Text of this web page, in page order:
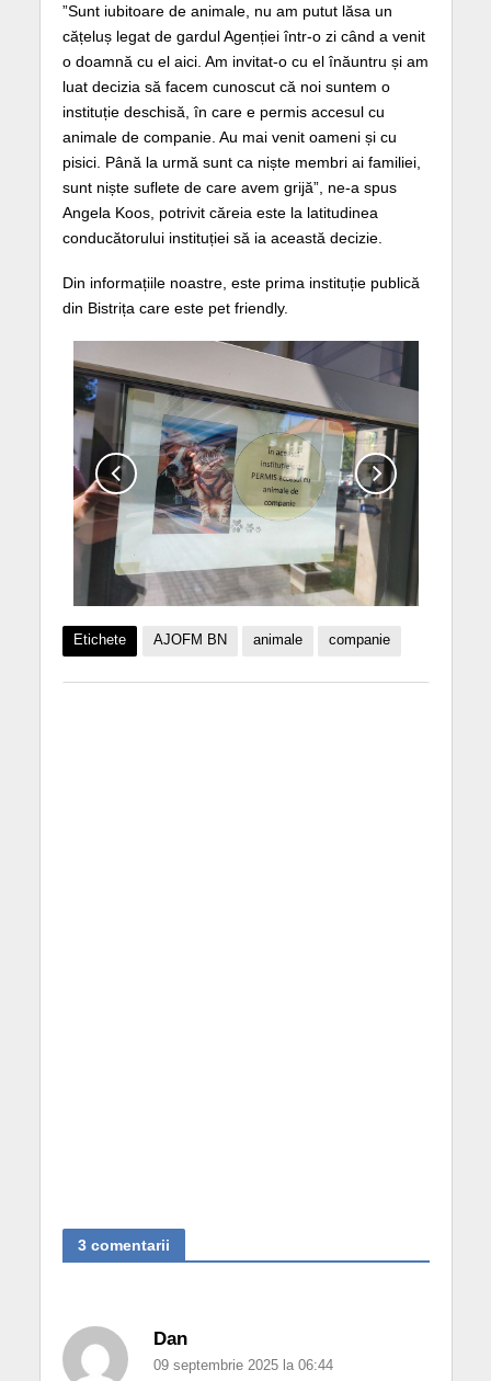
”Sunt iubitoare de animale, nu am putut lăsa un
cățeluș legat de gardul Agenției într-o zi când a venit
o doamnă cu el aici. Am invitat-o cu el înăuntru și am
luat decizia să facem cunoscut că noi suntem o
instituție deschisă, în care e permis accesul cu
animale de companie. Au mai venit oameni și cu
pisici. Până la urmă sunt ca niște membri ai familiei,
sunt niște suflete de care avem grijă”, ne-a spus
Angela Koos, potrivit căreia este la latitudinea
conducătorului instituției să ia această decizie.
Din informațiile noastre, este prima instituție publică
din Bistrița care este pet friendly.
Etichete AJOFM BN animale companie
3 comentarii
Dan
09 septembrie 2025 la 06:44